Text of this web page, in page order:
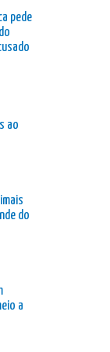
pede
ao
do
a